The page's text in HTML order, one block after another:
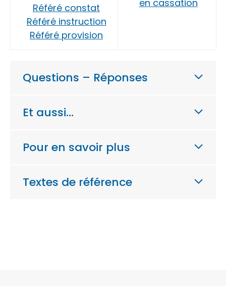
Référé constat
Référé instruction
Référé provision
en cassation
Questions – Réponses
Et aussi…
Pour en savoir plus
Textes de référence